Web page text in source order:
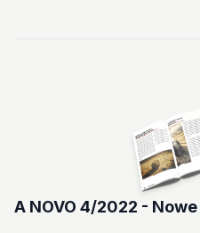
A NOVO 4/2022 -